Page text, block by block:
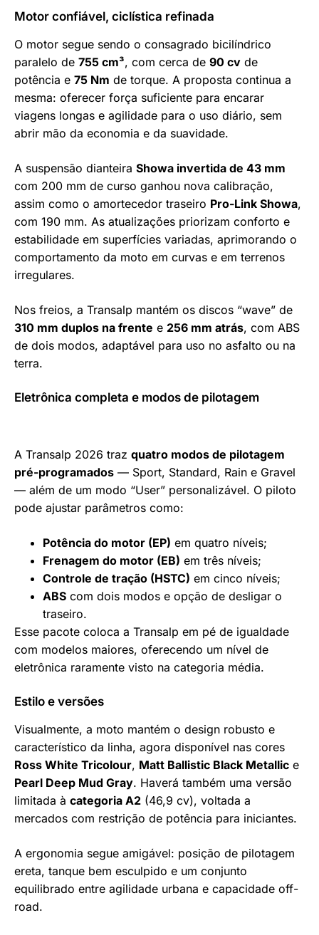
Motor confiável, ciclística refinada
O motor segue sendo o consagrado bicilíndrico
paralelo de 755 cm³, com cerca de 90 cv de
potência e 75 Nm de torque. A proposta continua a
mesma: oferecer força suficiente para encarar
viagens longas e agilidade para o uso diário, sem
abrir mão da economia e da suavidade.
A suspensão dianteira Showa invertida de 43 mm
com 200 mm de curso ganhou nova calibração,
assim como o amortecedor traseiro Pro-Link Showa,
com 190 mm. As atualizações priorizam conforto e
estabilidade em superfícies variadas, aprimorando o
comportamento da moto em curvas e em terrenos
irregulares.
Nos freios, a Transalp mantém os discos “wave” de
310 mm duplos na frente e 256 mm atrás, com ABS
de dois modos, adaptável para uso no asfalto ou na
terra.
Eletrônica completa e modos de pilotagem
A Transalp 2026 traz quatro modos de pilotagem
pré-programados — Sport, Standard, Rain e Gravel
— além de um modo “User” personalizável. O piloto
pode ajustar parâmetros como:
Potência do motor (EP) em quatro níveis;
Frenagem do motor (EB) em três níveis;
Controle de tração (HSTC) em cinco níveis;
ABS com dois modos e opção de desligar o
traseiro.
Esse pacote coloca a Transalp em pé de igualdade
com modelos maiores, oferecendo um nível de
eletrônica raramente visto na categoria média.
Estilo e versões
Visualmente, a moto mantém o design robusto e
característico da linha, agora disponível nas cores
Ross White Tricolour, Matt Ballistic Black Metallic e
Pearl Deep Mud Gray. Haverá também uma versão
limitada à categoria A2 (46,9 cv), voltada a
mercados com restrição de potência para iniciantes.
A ergonomia segue amigável: posição de pilotagem
ereta, tanque bem esculpido e um conjunto
equilibrado entre agilidade urbana e capacidade off-
road.